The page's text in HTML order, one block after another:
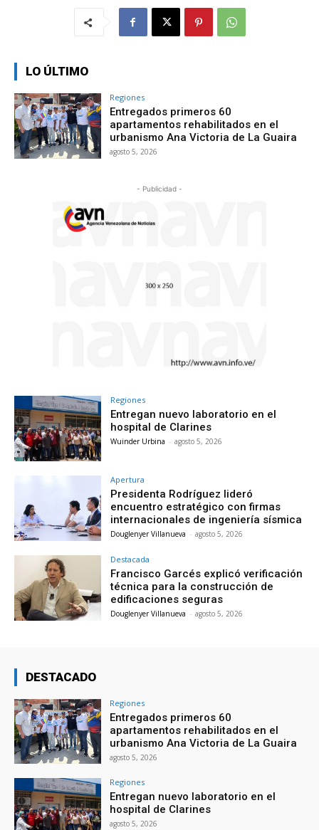
LO ÚLTIMO
Regiones
Entregados primeros 60
apartamentos rehabilitados en el
urbanismo Ana Victoria de La Guaira
agosto 5, 2026
- Publicidad -
Regiones
Entregan nuevo laboratorio en el
hospital de Clarines
Wuinder Urbina - agosto 5, 2026
Apertura
Presidenta Rodríguez lideró
encuentro estratégico con firmas
internacionales de ingeniería sísmica
Douglenyer Villanueva - agosto 5, 2026
Destacada
Francisco Garcés explicó verificación
técnica para la construcción de
edificaciones seguras
Douglenyer Villanueva - agosto 5, 2026
DESTACADO
Regiones
Entregados primeros 60
apartamentos rehabilitados en el
urbanismo Ana Victoria de La Guaira
agosto 5, 2026
Regiones
Entregan nuevo laboratorio en el
hospital de Clarines
agosto 5, 2026